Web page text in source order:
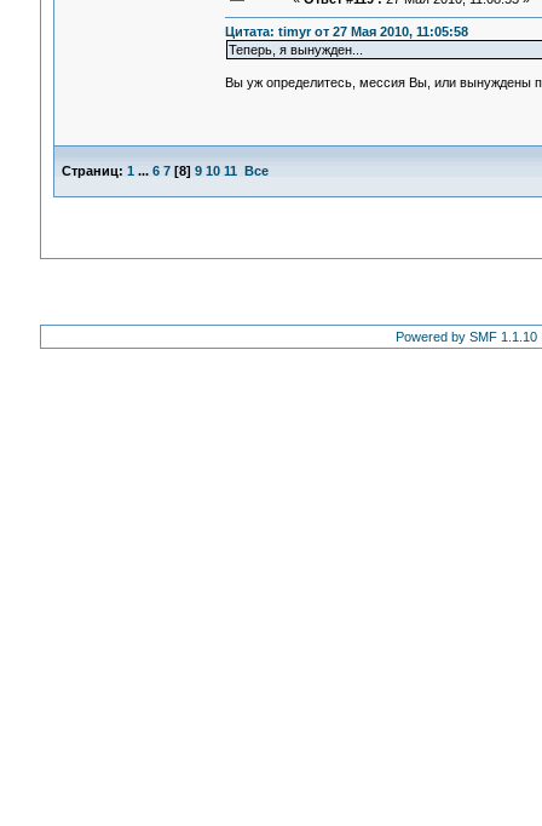
Цитата: timyr от 27 Мая 2010, 11:05:58
Теперь, я вынужден...
Вы уж определитесь, мессия Вы, или вынуждены
Страниц: 1 ... 6 7[8] 9 10 11 Все
Powered by SMF 1.1.10